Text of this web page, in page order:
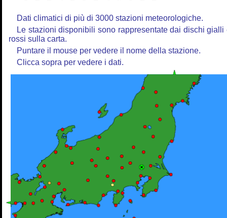
Dati climatici di più di 3000 stazioni meteorologiche.
Le stazioni disponibili sono rappresentate dai dischi gialli
rossi sulla carta.
Puntare il mouse per vedere il nome della stazione.
Clicca sopra per vedere i dati.